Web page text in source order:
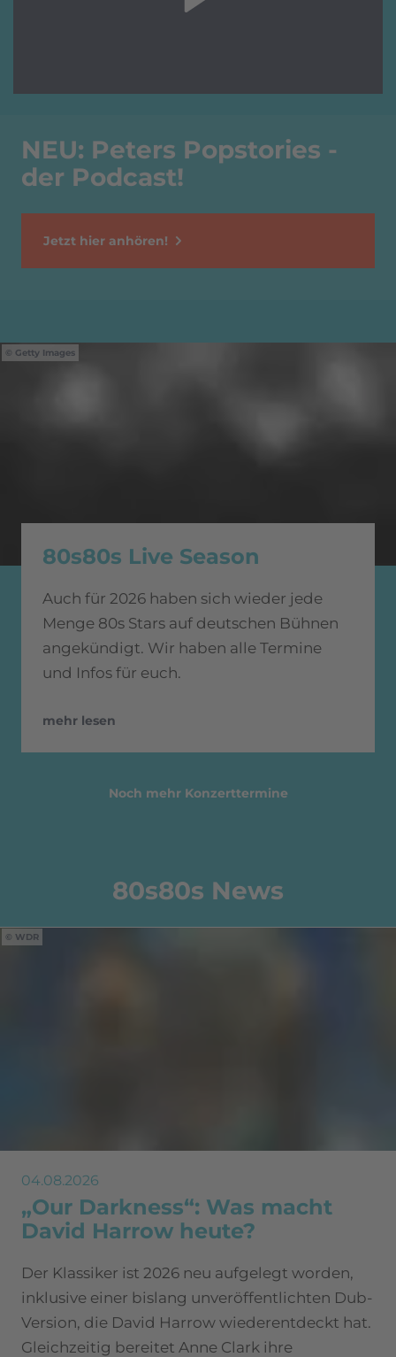
NEU: Peters Popstories -
der Podcast!
Jetzt hier anhören!
Getty Images
80s80s Live Season
Auch für 2026 haben sich wieder jede
Menge 80s Stars auf deutschen Bühnen
angekündigt. Wir haben alle Termine
und Infos für euch.
mehr lesen
Noch mehr Konzerttermine
80s80s News
WDR
04.08.2026
„Our Darkness“: Was macht
David Harrow heute?
Der Klassiker ist 2026 neu aufgelegt worden,
inklusive einer bislang unveröffentlichten Dub-
Version, die David Harrow wiederentdeckt hat.
Gleichzeitig bereitet Anne Clark ihre